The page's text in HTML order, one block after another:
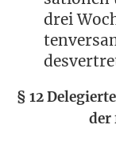
drei
§ 12
der